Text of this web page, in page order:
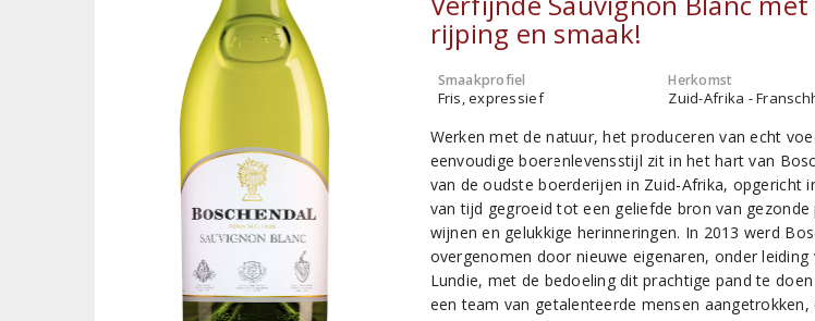
rijping en smaak!
Smaakprofiel
Fris, expressief
Herkomst
Zuid-Afrika -
Werken met de natuur, het produceren van echt
eenvoudige boerenlevensstijl zit in het hart van
van de oudste boerderijen in Zuid-Afrika, opgericht
van tijd gegroeid tot een geliefde bron van gezonde
wijnen en gelukkige herinneringen. In 2013 werd
overgenomen door nieuwe eigenaren, onder leiding
Lundie, met de bedoeling dit prachtige pand te
een team van getalenteerde mensen